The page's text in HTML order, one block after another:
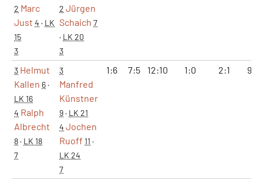
2 Marc
Just 4 · LK
15
3
2 Jürgen
Schaich 7
· LK 20
3
3 Helmut
Kallen 6·
LK 16
4 Ralph
Albrecht
8· LK 18
7
3
Manfred
Künstner
9· LK 21
4 Jochen
Ruoff 11 ·
LK 24
7
1:6 7:5 12:10 1:0 2:1 9:11